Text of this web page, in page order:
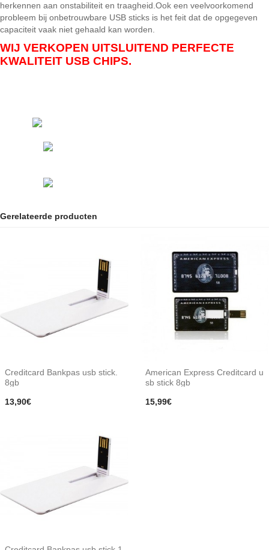
herkennen aan onstabiliteit en traagheid.Ook een veelvoorkomend
probleem bij onbetrouwbare USB sticks is het feit dat de opgegeven
capaciteit vaak niet gehaald kan worden.
WIJ VERKOPEN UITSLUITEND PERFECTE
KWALITEIT USB CHIPS.
Gerelateerde producten
Creditcard Bankpas usb stick.
8gb
13,90€
American Express Creditcard u
sb stick 8gb
15,99€